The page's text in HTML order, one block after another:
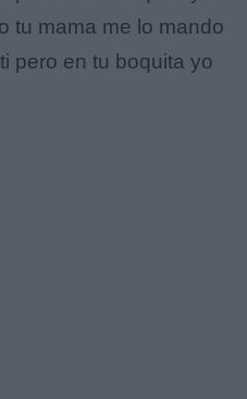
tu mama me lo mando
pero en tu boquita yo